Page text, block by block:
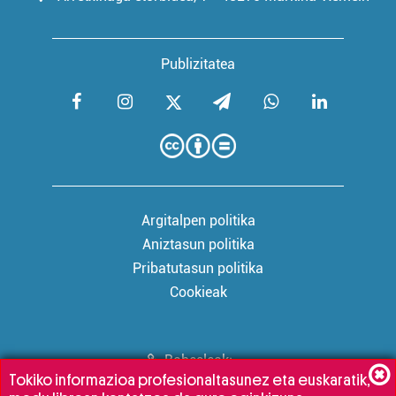
Publizitatea
Argitalpen politika
Aniztasun politika
Pribatutasun politika
Cookieak
Babesleak:
Tokiko informazioa profesionaltasunez eta euskaratik,